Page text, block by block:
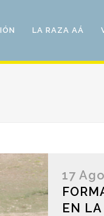
LA RAZA AÁ
17 Ago
EN LA